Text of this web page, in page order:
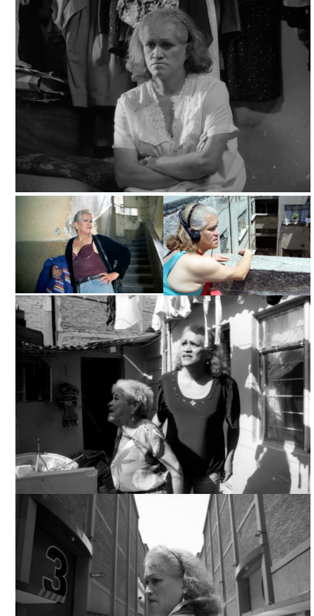
QUEBRANTO, TOMADA DE INTERNET
QUEBRANTO, TOMADA DE INTERNET
QUEBRANTO, TOMADA DE
INTERNET
QUEBRANTO, TOMADA DE
INTERNET
QUEBRANTO, TOMADA DE INTERNET